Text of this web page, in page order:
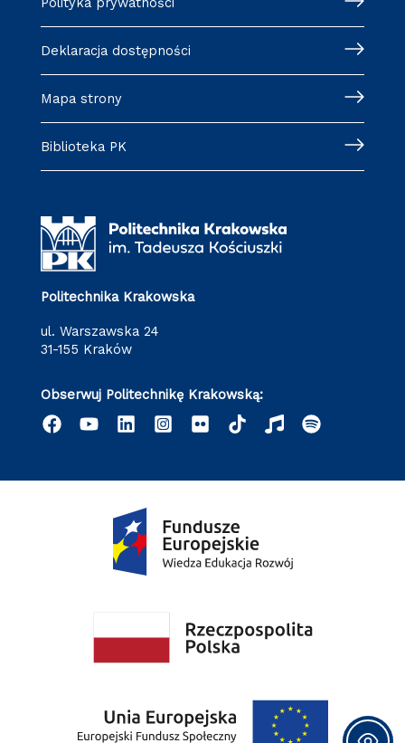
Deklaracja dostępności
Mapa strony
Biblioteka PK
Politechnika Krakowska
ul. Warszawska 24
31-155 Kraków
Obserwuj Politechnikę Krakowską: